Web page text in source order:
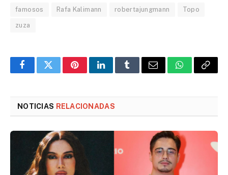
famosos Rafa Kalimann robertajungmann Topo
zuza
FacebookTwitterPinterestLinkedInTumblrEmail WhatsApp
Copy
NOTICIAS RELACIONADAS